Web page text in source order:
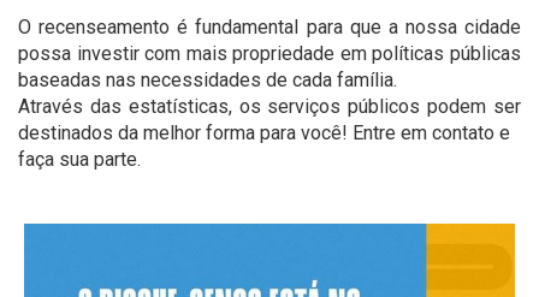
O recenseamento é fundamental para que a nossa cidade
possa investir com mais propriedade em políticas públicas
baseadas nas necessidades de cada família.
Através das estatísticas, os serviços públicos podem ser
destinados da melhor forma para você! Entre em contato e
faça sua parte.